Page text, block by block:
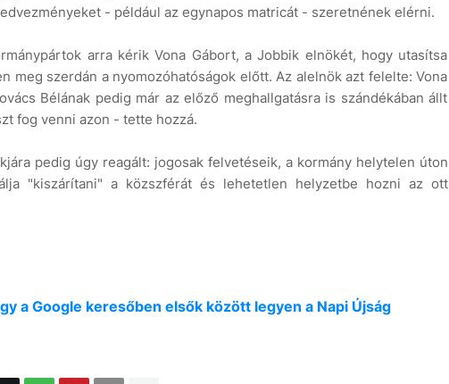
- például az egynapos matricát - szeretnének elérni.
arra kérik Vona Gábort, a Jobbik elnökét, hogy utasítsa
meg szerdán a nyomozóhatóságok előtt. Az alelnök azt felelte: Vona
Bélának pedig már az előző meghallgatásra is szándékában állt
fog venni azon - tette hozzá.
pedig úgy reagált: jogosak felvetéseik, a kormány helytelen úton
"kiszárítani" a közszférát és lehetetlen helyzetbe hozni az ott
a Google keresőben elsők között legyen a Napi Újság